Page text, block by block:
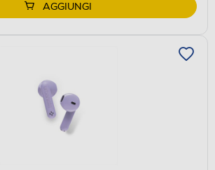
AGGIUNGI